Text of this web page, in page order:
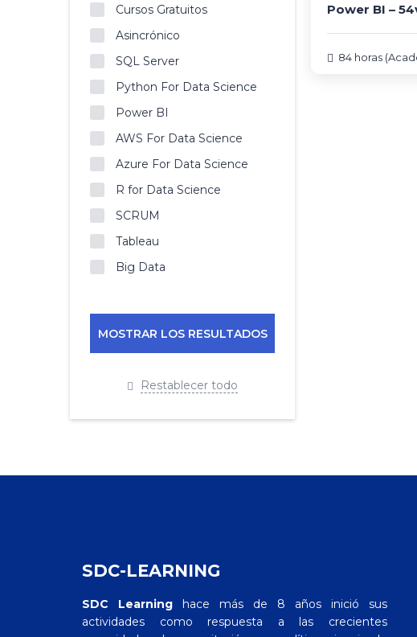
Cursos Gratuitos
Asincrónico
SQL Server
Python For Data Science
Power BI
AWS For Data Science
Azure For Data Science
R for Data Science
SCRUM
Tableau
Big Data
Restablecer todo
Power BI –
84 horas
SDC-LEARNING
SDC Learninghace más de 8 años inició sus
actividades como respuesta a las crecientes